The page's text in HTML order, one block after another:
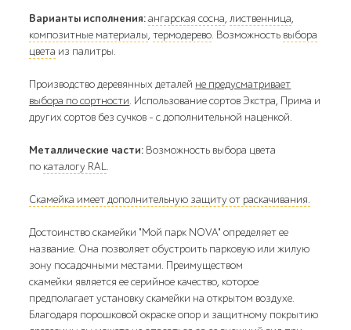
Варианты исполнения:ангарская сосна,лиственница,
композитные материалы,термодерево. Возможность выбора
цвета из палитры.
Производство деревянных деталей не предусматривает
выбора по сортности. Использование сортов Экстра, Прима и
других сортов без сучков - с дополнительной наценкой.
Металлические части: Возможность выбора цвета
по каталогу RAL.
Скамейка имеет дополнительную защиту от раскачивания.
Достоинство скамейки "Мой парк NOVA" определяет ее
название. Она позволяет обустроить парковую или жилую
зону посадочными местами. Преимуществом
скамейки является ее серийное качество, которое
предполагает установку скамейки на открытом воздухе.
Благодаря порошковой окраске опор и защитному покрытию